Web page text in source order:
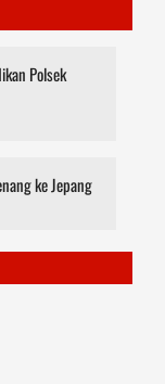
Polsek
ke Jepang